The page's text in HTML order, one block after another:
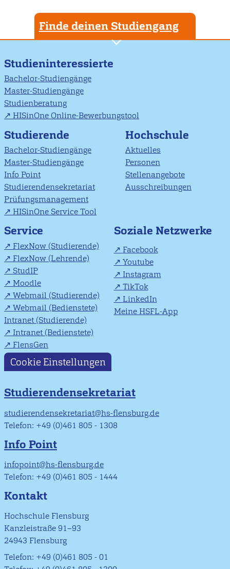
Finde deinen Studiengang
Studieninteressierte
Bachelor-Studiengänge
Master-Studiengänge
Studienberatung
HISinOne Online-Bewerbungstool
Studierende
Bachelor-Studiengänge
Master-Studiengänge
Info Point
Studierendensekretariat
Prüfungsmanagement
HISinOne Service Tool
Hochschule
Aktuelles
Personen
Stellenangebote
Ausschreibungen
Service
FlexNow (Studierende)
FlexNow (Lehrende)
StudIP
Moodle
Webmail (Studierende)
Webmail (Bedienstete)
Intranet (Studierende)
Intranet (Bedienstete)
FlensGen
Soziale Netzwerke
Facebook
Youtube
Instagram
TikTok
LinkedIn
Meine HSFL-App
Cookie Einstellungen
Studierendensekretariat
studierendensekretariat@hs-flensburg.de
Telefon: +49 (0)461 805 - 1308
Info Point
infopoint@hs-flensburg.de
Telefon: +49 (0)461 805 - 1444
Kontakt
Hochschule Flensburg
Kanzleistraße 91–93
24943 Flensburg
Telefon: +49 (0)461 805 - 01